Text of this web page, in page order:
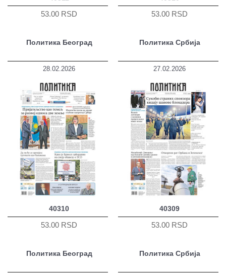
53.00 RSD 53.00 RSD
Политика Београд
28.02.2026
40310
53.00 RSD
Политика Србија
27.02.2026
40309
53.00 RSD
Политика Београд Политика Србија